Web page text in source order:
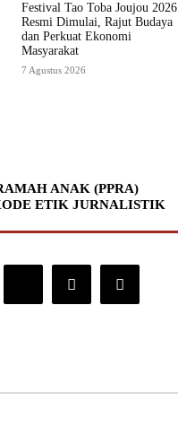
Festival Tao Toba Joujou 2026
Resmi Dimulai, Rajut Budaya
dan Perkuat Ekonomi
Masyarakat
7 Agustus 2026
ANAK (PPRA)
ETIK JURNALISTIK